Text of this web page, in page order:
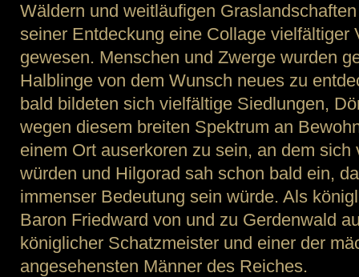
Wäldern und weitläufigen
seiner Entdeckung eine Collage vielfältiger
gewesen. Menschen und Zwerge wurden
Halblinge von dem Wunsch neues zu
bald bildeten sich vielfältige Siedlungen,
wegen diesem breiten Spektrum an
einem Ort auserkoren zu sein, an dem
würden und Hilgorad sah schon bald ein,
immenser Bedeutung sein würde. Als
Baron Friedward von und zu Gerdenwald
königlicher Schatzmeister und einer der
angesehensten Männer des Reiches.